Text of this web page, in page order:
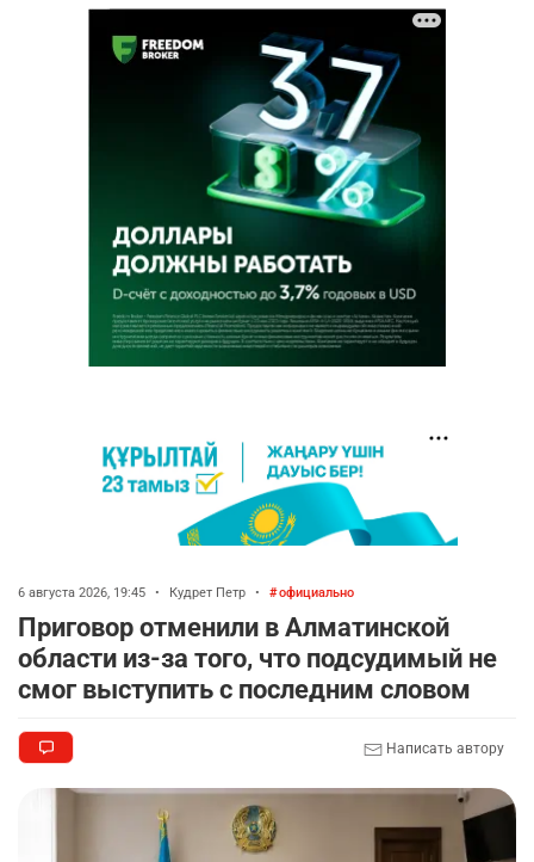
6 августа 2026, 19:45 • Кудрет Петр • официально
Приговор отменили в Алматинской
области из-за того, что подсудимый не
смог выступить с последним словом
Написать автору